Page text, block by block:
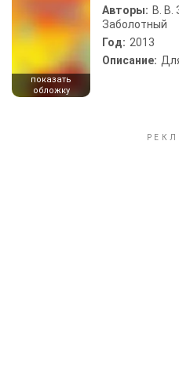
показать
обложку
Авторы: В. В.
Заболотный
Год: 2013
Описание: